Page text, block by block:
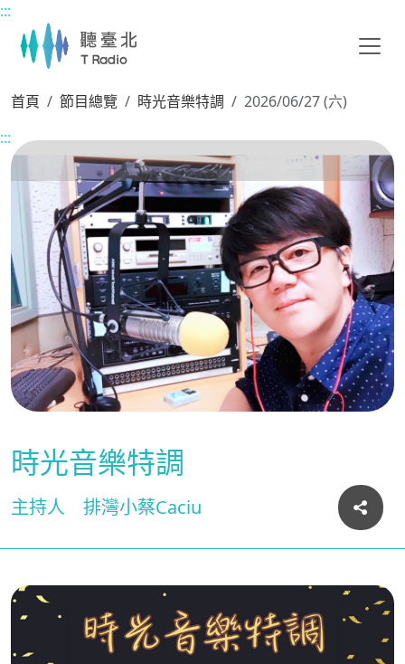
主要內容區塊
:::
首頁 節目總覽 時光音樂特調
2026/06/27 (六)
:::
時光音樂特調
主持人 排灣小蔡Caciu